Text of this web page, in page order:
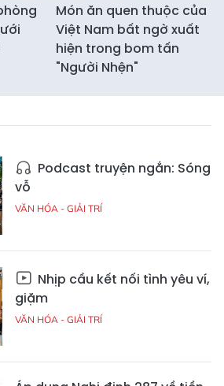
Món ăn quen thuộc của
Việt Nam bất ngờ xuất
hiện trong bom tấn
"Người Nhện"
Podcast truyện ngắn: Sóng
vỗ
VĂN HÓA - GIẢI TRÍ
Nhịp cầu kết nối tình yêu ví,
giặm
VĂN HÓA - GIẢI TRÍ